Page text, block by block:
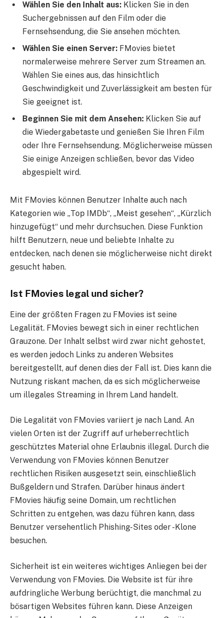
Wählen Sie den Inhalt aus: Klicken Sie in den
Suchergebnissen auf den Film oder die
Fernsehsendung, die Sie ansehen möchten.
Wählen Sie einen Server: FMovies bietet
normalerweise mehrere Server zum Streamen an.
Wählen Sie eines aus, das hinsichtlich
Geschwindigkeit und Zuverlässigkeit am besten für
Sie geeignet ist.
Beginnen Sie mit dem Ansehen: Klicken Sie auf
die Wiedergabetaste und genießen Sie Ihren Film
oder Ihre Fernsehsendung. Möglicherweise müssen
Sie einige Anzeigen schließen, bevor das Video
abgespielt wird.
Mit FMovies können Benutzer Inhalte auch nach
Kategorien wie „Top IMDb“, „Meist gesehen“, „Kürzlich
hinzugefügt“ und mehr durchsuchen. Diese Funktion
hilft Benutzern, neue und beliebte Inhalte zu
entdecken, nach denen sie möglicherweise nicht direkt
gesucht haben.
Ist FMovies legal und sicher?
Eine der größten Fragen zu FMovies ist seine
Legalität. FMovies bewegt sich in einer rechtlichen
Grauzone. Der Inhalt selbst wird zwar nicht gehostet,
es werden jedoch Links zu anderen Websites
bereitgestellt, auf denen dies der Fall ist. Dies kann die
Nutzung riskant machen, da es sich möglicherweise
um illegales Streaming in Ihrem Land handelt.
Die Legalität von FMovies variiert je nach Land. An
vielen Orten ist der Zugriff auf urheberrechtlich
geschütztes Material ohne Erlaubnis illegal. Durch die
Verwendung von FMovies können Benutzer
rechtlichen Risiken ausgesetzt sein, einschließlich
Bußgeldern und Strafen. Darüber hinaus ändert
FMovies häufig seine Domain, um rechtlichen
Schritten zu entgehen, was dazu führen kann, dass
Benutzer versehentlich Phishing-Sites oder -Klone
besuchen.
Sicherheit ist ein weiteres wichtiges Anliegen bei der
Verwendung von FMovies. Die Website ist für ihre
aufdringliche Werbung berüchtigt, die manchmal zu
bösartigen Websites führen kann. Diese Anzeigen